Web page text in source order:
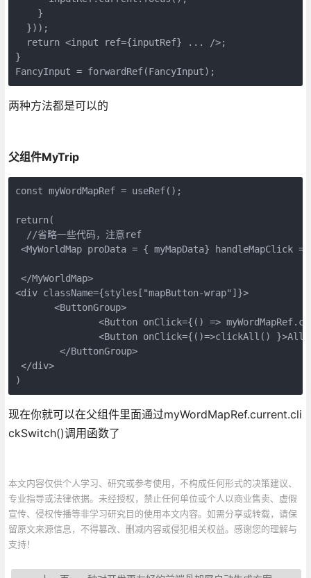
    }
  }));
  return <input ref={inputRef} ... />;
}
FancyInput = forwardRef(FancyInput);
两种方法都是可以的
父组件MyTrip
const myWordMapRef = useRef();
return(
  //省略一些代码，注意ref
<MyWorldMap proData = { myMapData}
</MyWorldMap>
<div className={styles["mapButton-wrap"]}>
       <ButtonGroup>
<Button onClick={() =>
<Button onClick={()=>clickAll()
        </ButtonGroup>
</div>
现在你就可以在父组件里面通过myWordMapRef.current.cli
ckSwitch()调用函数了
本文内容仅供个人学习、研究或参考使用，不构成任何形式的决策建议、
专业指导或法律依据。未经授权，禁止任何单位或个人以商业售卖、虚假
宣传、侵权传播等非学习研究目的使用本文内容。如需分享或转载，请保
留原文来源信息，不得篡改、删减内容或侵犯相关权益。感谢您的理解与
支持！